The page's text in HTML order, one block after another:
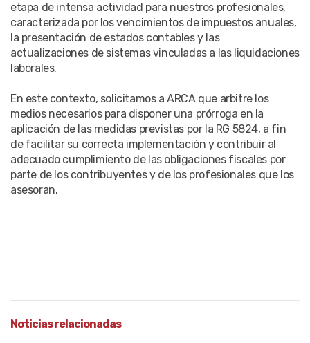
etapa de intensa actividad para nuestros profesionales,
caracterizada por los vencimientos de impuestos anuales,
la presentación de estados contables y las
actualizaciones de sistemas vinculadas a las liquidaciones
laborales.
En este contexto, solicitamos a ARCA que arbitre los
medios necesarios para disponer una prórroga en la
aplicación de las medidas previstas por la RG 5824, a fin
de facilitar su correcta implementación y contribuir al
adecuado cumplimiento de las obligaciones fiscales por
parte de los contribuyentes y de los profesionales que los
asesoran.
Noticias relacionadas